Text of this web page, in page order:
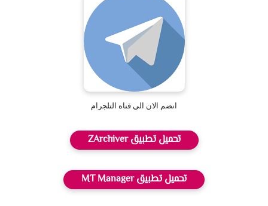
انضم الان الي قناه التلجرام
تحميل تطبيق ZArchiver
تحميل تطبيق MT Manager